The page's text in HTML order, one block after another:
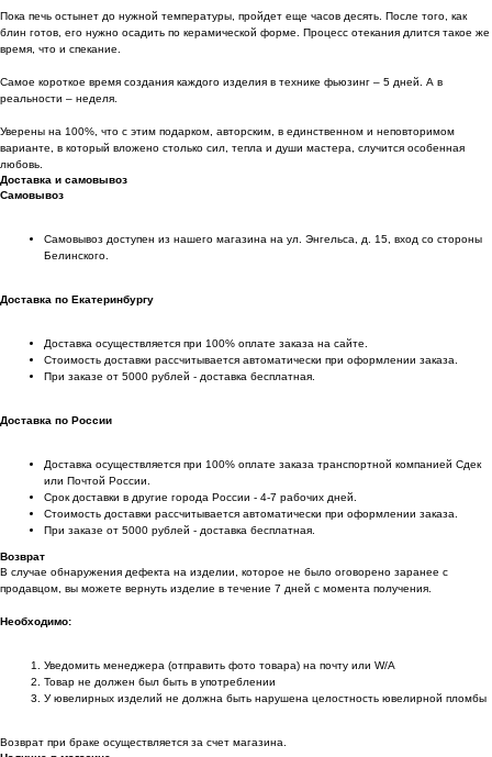
Пока печь остынет до нужной температуры, пройдет еще часов десять. После того, как
блин готов, его нужно осадить по керамической форме. Процесс отекания длится такое же
время, что и спекание.
Самое короткое время создания каждого изделия в технике фьюзинг – 5 дней. А в
реальности – неделя.
Уверены на 100%, что с этим подарком, авторским, в единственном и неповторимом
варианте, в который вложено столько сил, тепла и души мастера, случится особенная
любовь.
Доставка и самовывоз
Самовывоз
Самовывоз доступен из нашего магазина на ул. Энгельса, д. 15, вход со стороны
Белинского.
Доставка по Екатеринбургу
Доставка осуществляется при 100% оплате заказа на сайте.
Стоимость доставки рассчитывается автоматически при оформлении заказа.
При заказе от 5000 рублей - доставка бесплатная.
Доставка по России
Доставка осуществляется при 100% оплате заказа транспортной компанией Сдек
или Почтой России.
Срок доставки в другие города России - 4-7 рабочих дней.
Стоимость доставки рассчитывается автоматически при оформлении заказа.
При заказе от 5000 рублей - доставка бесплатная.
Возврат
В случае обнаружения дефекта на изделии, которое не было оговорено заранее с
продавцом, вы можете вернуть изделие в течение 7 дней с момента получения.
Необходимо:
Уведомить менеджера (отправить фото товара) на почту или W/А
Товар не должен был быть в употреблении
У ювелирных изделий не должна быть нарушена целостность ювелирной пломбы
Возврат при браке осуществляется за счет магазина.